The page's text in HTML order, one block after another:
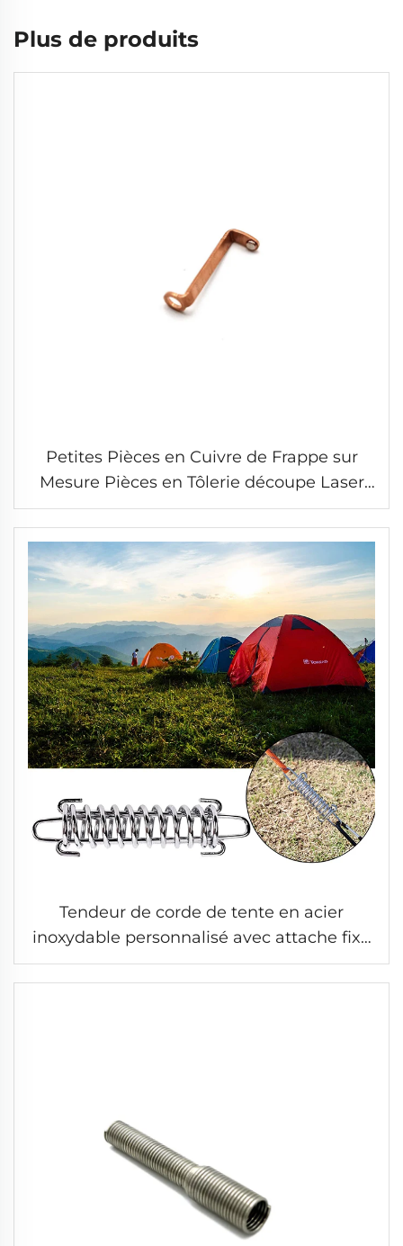
Plus de produits
Petites Pièces en Cuivre de Frappe sur
Mesure Pièces en Tôlerie découpe Laser
Soudage Service de Frappe
Tendeur de corde de tente en acier
inoxydable personnalisé avec attache fixe
pour l'extérieur